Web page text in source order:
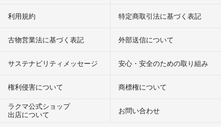
利用規約 特定商取引法に基づく表記
古物営業法に基づく表記 外部送信について
サステナビリティメッセージ 安心・安全のための取り組み
権利侵害について
商標権について
ラクマ公式ショップ
出店について
お問い合わせ